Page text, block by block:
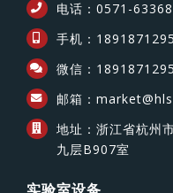
电话：0571-
手机：
微信：
邮箱：
地址：浙江省杭州
九层B907室